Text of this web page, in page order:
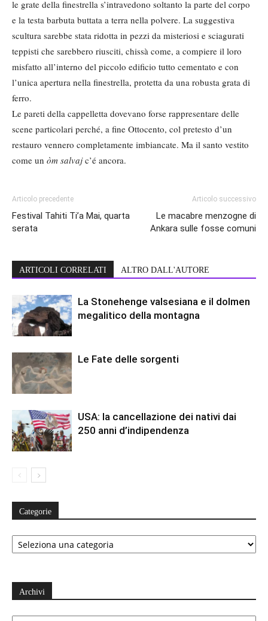
le grate della finestrella s’intravedono soltanto la parte del corpo
e la testa barbuta buttata a terra nella polvere. La suggestiva
scultura sarebbe stata ridotta in pezzi da misteriosi e sciagurati
teppisti che sarebbero riusciti, chissà come, a compiere il loro
misfatto all’interno del piccolo edificio tutto cementato e con
l’unica apertura nella finestrella, protetta da una robusta grata di
ferro.
Le pareti della cappelletta dovevano forse rappresentare delle
scene particolari perché, a fine Ottocento, col pretesto d’un
restauro vennero completamente imbiancate. Ma il santo vestito
come un òm salvajc’é ancora.
Articolo precedente
Festival Tahiti Ti’a Mai, quarta
serata
Articolo successivo
Le macabre menzogne di
Ankara sulle fosse comuni
ARTICOLI CORRELATI ALTRO DALL'AUTORE
La Stonehenge valsesiana e il dolmen
megalitico della montagna
Le Fate delle sorgenti
USA: la cancellazione dei nativi dai
250 anni d’indipendenza
Categorie
Categorie
Archivi
Archivi